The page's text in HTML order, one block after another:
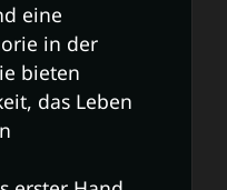
eine
in der
bieten
das Leben